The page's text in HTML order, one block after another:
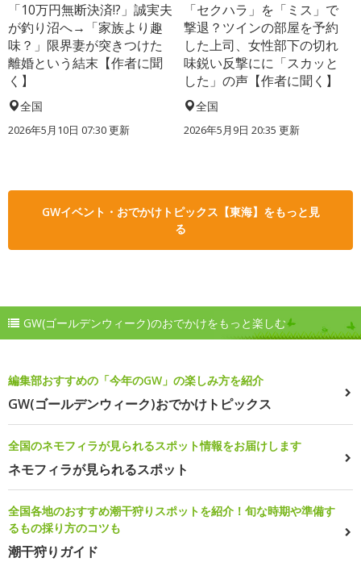
「10万円無断決済!?」誠実夫
が釣り沼へ→「家族より趣
味？」限界妻が突きつけた
離婚という結末【作者に聞
く】
全国
2026年5月10日 07:30 更新
「セクハラ」を「ミス」で
撃退？ツインの部屋を予約
した上司、女性部下の切れ
味鋭い反撃にに「スカッと
した」の声【作者に聞く】
全国
2026年5月9日 20:35 更新
GWイベント・おでかけトピックス【東海】をもっと見
る
GW(ゴールデンウィーク)のおでかけをもっと楽しむ
編集部おすすめの「今年のGW」の楽しみ方を紹介
GW(ゴールデンウィーク)おでかけトピックス
全国のネモフィラが見られるスポット情報をお届けします
ネモフィラが見られるスポット
全国各地のおすすめ潮干狩りスポットを紹介！旬な時期や準備す
るもの採り方のコツも
潮干狩りガイド